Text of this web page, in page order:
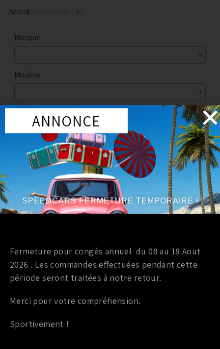
Accueil
Marque
Modèle
Marque:GREDDY
Année du véhicule:à partir de 2009 +
Série:3.8L V6
CARTER CLOISONNÉ GREDDY NISSAN GTR R35
1 042,80 € TTC
ANNONCE
SPEEDCARS FERMETURE TEMPORAIRE !
Fermeture pour congés annuel du 08 au 18 Aout
2026 . Les commandes effectuées pendant cette
période seront traitées à notre retour.
Merci pour votre compréhension.
Sportivement !